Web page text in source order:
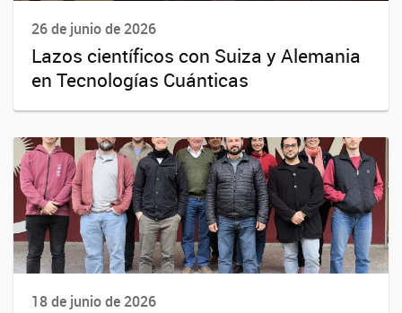
26 de junio de 2026
Lazos científicos con Suiza y Alemania
en Tecnologías Cuánticas
18 de junio de 2026